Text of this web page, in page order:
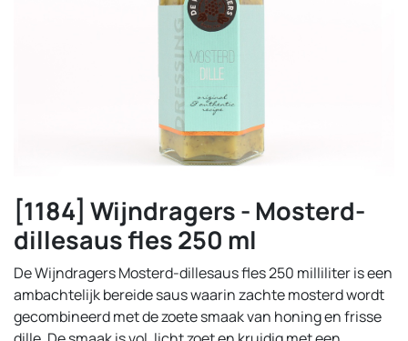
[1184] Wijndragers - Mosterd-
dillesaus fles 250 ml
De Wijndragers Mosterd-dillesaus fles 250 milliliter is een
ambachtelijk bereide saus waarin zachte mosterd wordt
gecombineerd met de zoete smaak van honing en frisse